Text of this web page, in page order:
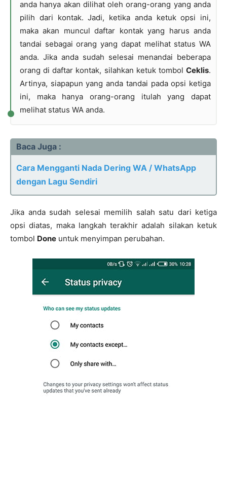
anda hanya akan dilihat oleh orang-orang yang anda
pilih dari kontak. Jadi, ketika anda ketuk opsi ini,
maka akan muncul daftar kontak yang harus anda
tandai sebagai orang yang dapat melihat status WA
anda. Jika anda sudah selesai menandai beberapa
orang di daftar kontak, silahkan ketuk tombol Ceklis.
Artinya, siapapun yang anda tandai pada opsi ketiga
ini, maka hanya orang-orang itulah yang dapat
melihat status WA anda.
Baca Juga :
Cara Mengganti Nada Dering WA / WhatsApp
dengan Lagu Sendiri
Jika anda sudah selesai memilih salah satu dari ketiga
opsi diatas, maka langkah terakhir adalah silakan ketuk
tombol Done untuk menyimpan perubahan.